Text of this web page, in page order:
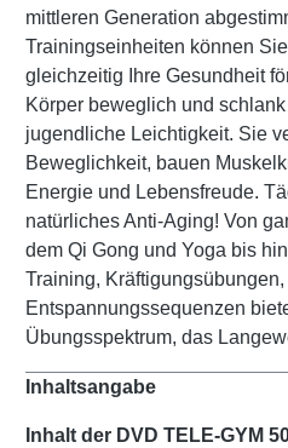
mittleren Generation
Trainingseinheiten können
gleichzeitig Ihre Gesundheit
Körper beweglich und
jugendliche Leichtigkeit. Sie
Beweglichkeit, bauen
Energie und Lebensfreude.
natürliches Anti-Aging! Von
dem Qi Gong und Yoga bis
Training,
Entspannungssequenzen
Übungsspektrum, das
Inhaltsangabe
Inhalt der DVD TELE-GYM